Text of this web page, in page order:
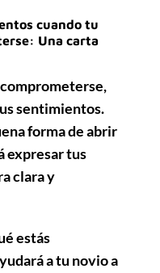
cuando tu
Una carta
sentimientos.
forma de abrir
expresar tus
clara y
estás
a tu novio a